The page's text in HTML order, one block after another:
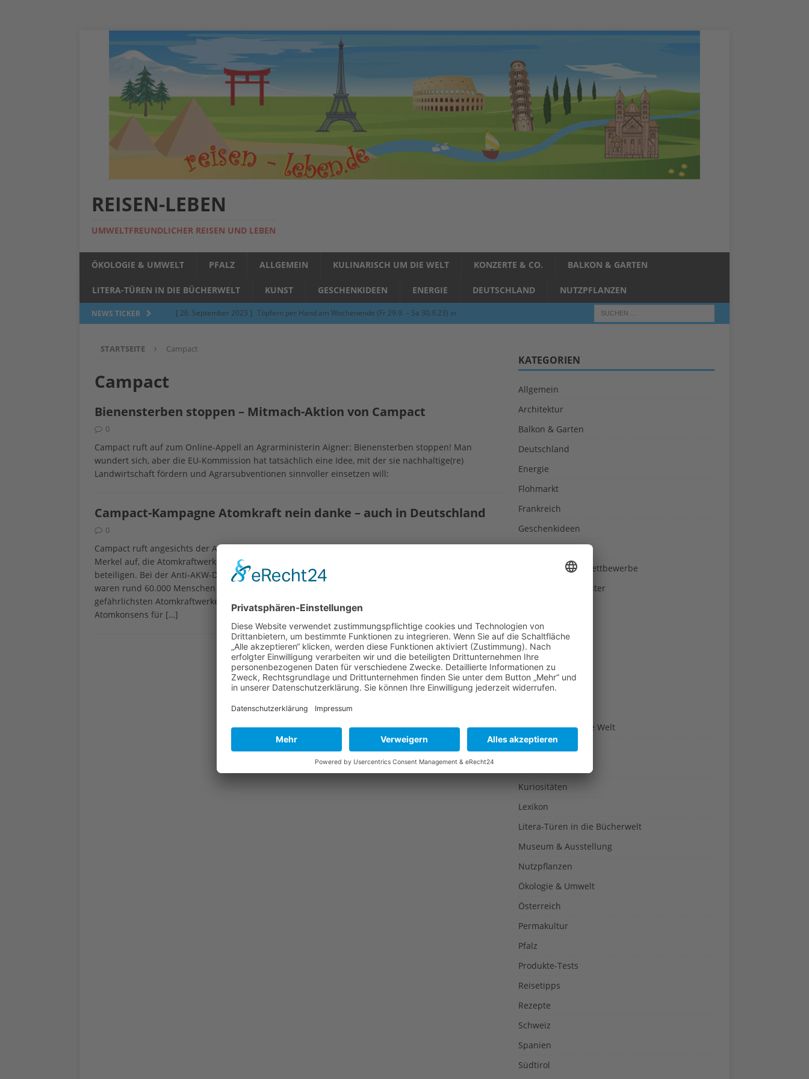
REISEN-LEBEN
UMWELTFREUNDLICHER REISEN UND LEBEN
ÖKOLOGIE & UMWELT PFALZ ALLGEMEIN KULINARISCH UM DIE WELT KONZERTE & CO. BALKON & GARTEN
LITERA-TÜREN IN DIE BÜCHERWELT KUNST GESCHENKIDEEN ENERGIE DEUTSCHLAND NUTZPFLANZEN
NEWS TICKER [ 26. September 2023 ] Töpfern per Hand am Wochenende (Fr 29.9. – Sa 30.9.23) in
[ 5. Juni 2023 ]
[ 24. März 2023 ] Töpfern per Hand am Abend in Limburgerhof
ALLGEMEIN
[ 12. Juni 2014 ]
Grasmilben (Herbstgrasmilben, Erntemilben) sind unterwegs: Das große
Jucken auf acht Beinen…
GESUNDHEIT
STARTSEITE Campact
Campact
Bienensterben stoppen – Mitmach-Aktion von Campact
0
Campact ruft auf zum Online-Appell an Agrarministerin Aigner: Bienensterben stoppen! Man
wundert sich, aber die EU-Kommission hat tatsächlich eine Idee, mit der sie nachhaltige(re)
Landwirtschaft fördern und Agrarsubventionen sinnvoller einsetzen will:
Campact-Kampagne Atomkraft nein danke – auch in Deutschland
0
Campact ruft angesichts der Atomkatastrophe in Japan zu einem Online-Appell an Bundeskanzlerin
Merkel auf, die Atomkraftwerke in Deutschland endlich abzuschalten – hier kann man sich
beteiligen. Bei der Anti-AKW-Demo zwischen dem Atomkraftwerk Neckarwestheim und Stuttgart
waren rund 60.000 Menschen dabei, wie Campact berichtet. Zumindest die 7 ältesten und
gefährlichsten Atomkraftwerke sollten schleunigst abgeschaltet werden, wie es im rot-grünen
Atomkonsens für […]
KATEGORIEN
Allgemein
Architektur
Balkon & Garten
Deutschland
Energie
Flohmarkt
Frankreich
Geschenkideen
Gewinnspiele & Wettbewerbe
Gewürze und Kräuter
Hochwasser
Ideen-Reich
Italien
Japan
Kulinarisch um die Welt
Kultur
Kuriositäten
Lexikon
Litera-Türen in die Bücherwelt
Museum & Ausstellung
Nutzpflanzen
Ökologie & Umwelt
Österreich
Permakultur
Pfalz
Produkte-Tests
Reisetipps
Rezepte
Schweiz
Spanien
Südtirol